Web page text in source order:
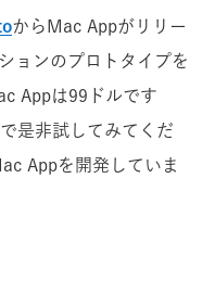
からMac Appがリリー
ョンのプロトタイプを
Appは99ドルです
是非試してみてくだ
Appを開発していま